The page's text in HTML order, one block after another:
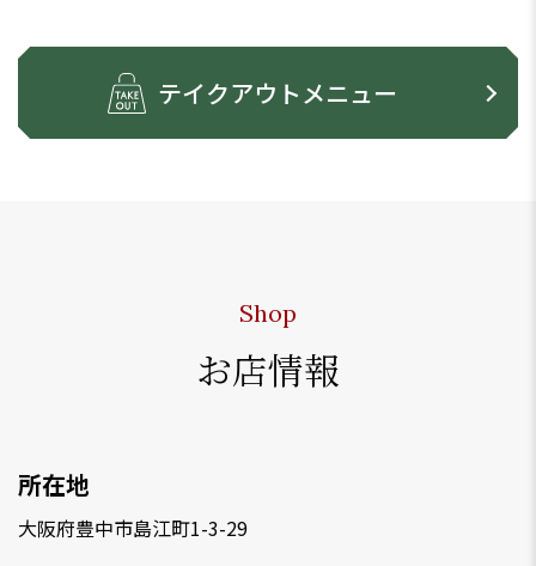
テイクアウトメニュー
Shop
お店情報
所在地
大阪府豊中市島江町1-3-29